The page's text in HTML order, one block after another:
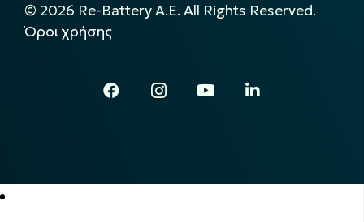
© 2026 Re-Battery A.E. All Rights Reserved.
Όροι χρήσης